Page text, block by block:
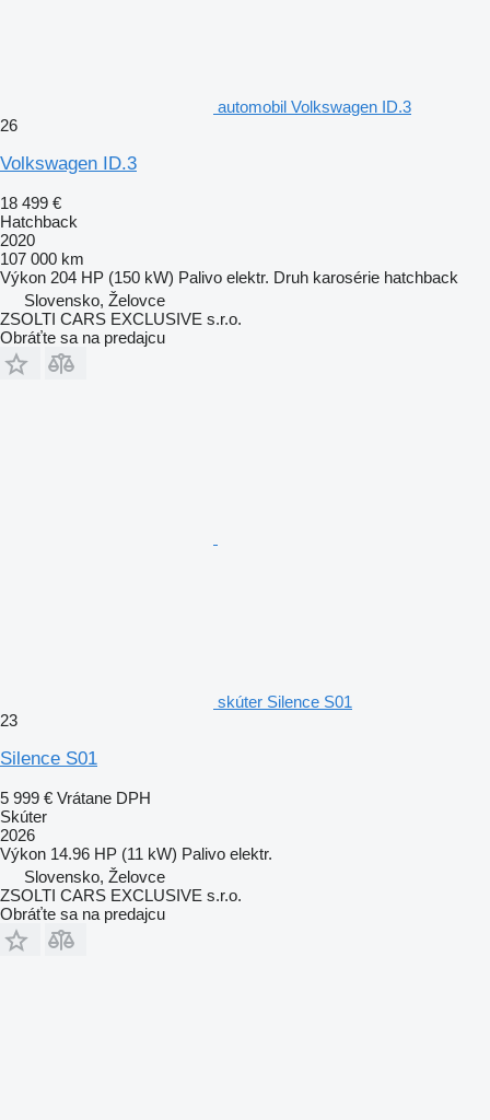
automobil Volkswagen ID.3
26
Volkswagen ID.3
18 499 €
Hatchback
2020
107 000 km
Výkon 204 HP (150 kW) Palivo elektr. Druh karosérie hatchback
Slovensko, Želovce
ZSOLTI CARS EXCLUSIVE s.r.o.
Obráťte sa na predajcu
skúter Silence S01
23
Silence S01
5 999 € Vrátane DPH
Skúter
2026
Výkon 14.96 HP (11 kW) Palivo elektr.
Slovensko, Želovce
ZSOLTI CARS EXCLUSIVE s.r.o.
Obráťte sa na predajcu